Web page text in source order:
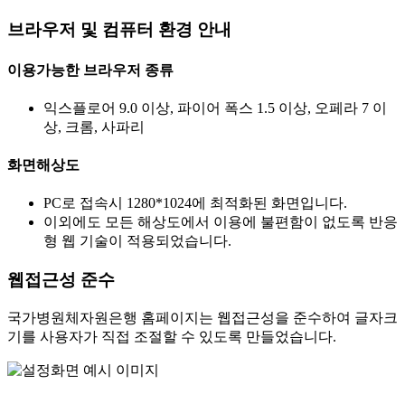
브라우저 및 컴퓨터 환경 안내
이용가능한 브라우저 종류
익스플로어 9.0 이상, 파이어 폭스 1.5 이상, 오페라 7 이
상, 크롬, 사파리
화면해상도
PC로 접속시 1280*1024에 최적화된 화면입니다.
이외에도 모든 해상도에서 이용에 불편함이 없도록 반응
형 웹 기술이 적용되었습니다.
웹접근성 준수
국가병원체자원은행 홈페이지는 웹접근성을 준수하여 글자크
기를 사용자가 직접 조절할 수 있도록 만들었습니다.